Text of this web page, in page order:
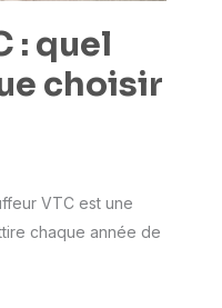
: quel
choisir
VTC est une
chaque année de